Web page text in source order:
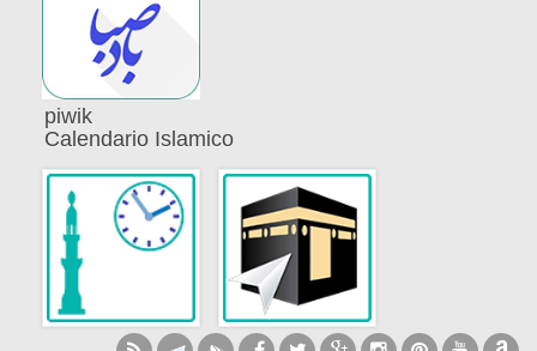
piwik
Calendario Islamico